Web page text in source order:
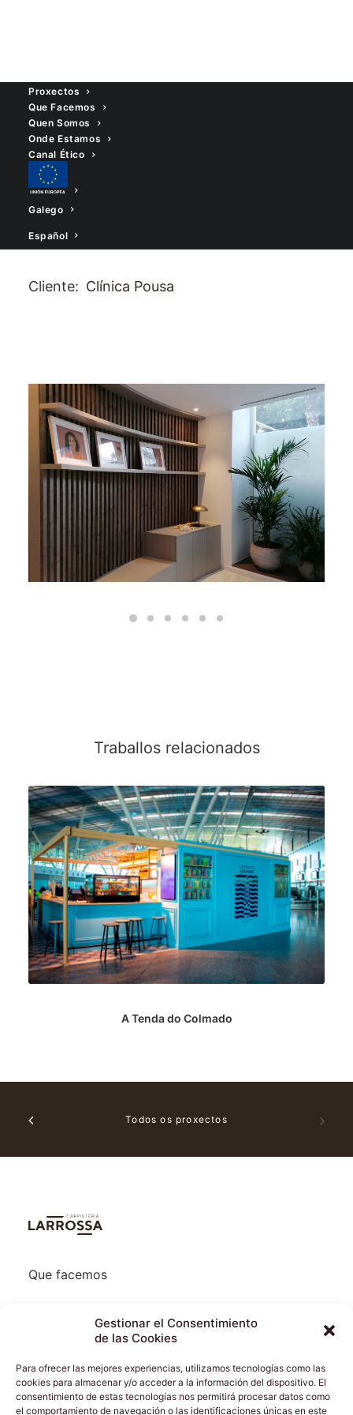
Gestionar el Consentimiento
de las Cookies
Para ofrecer las mejores experiencias, utilizamos tecnologías como las
cookies para almacenar y/o acceder a la información del dispositivo. El
consentimiento de estas tecnologías nos permitirá procesar datos como
el comportamiento de navegación o las identificaciones únicas en este
Proxectos
Que Facemos
Quen Somos
Onde Estamos
Canal Ético
Galego
Español
Clínica Pousa
This is a custom heading
element.
Cliente: Clínica Pousa
Traballos relacionados
A Tenda do Colmado
Todos os proxectos
Que facemos
Quen somos
Proxectos